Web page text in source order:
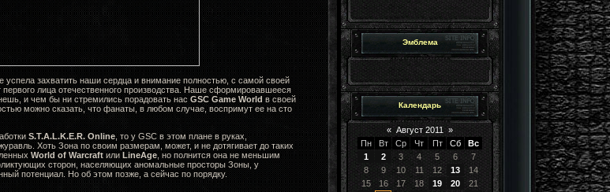
успела захватить наши сердца и внимание полностью, с самой своей
лица отечественного производства. Наше сформировавшееся
и чем бы ни стремились порадовать нас GSC Game World в своей
можно сказать, что фанаты, в любом случае, воспримут ее на сто
S.T.A.L.K.E.R. Online , то у GSC в этом плане в руках,
Хоть Зона по своим размерам, может, и не дотягивает до таких
World of Warcraft или LineAge , но полнится она не меньшим
сторон, населяющих аномальные просторы Зоны, у
потенциал. Но об этом позже, а сейчас по порядку.
Эмблема
Календарь
« Август 2011 »
Пн
Вт Ср Чт Пт Сб
Вс
1
2 3 4 5 6
7
8
9 10 11 12 13
14
15
16 17 18 19 20
21